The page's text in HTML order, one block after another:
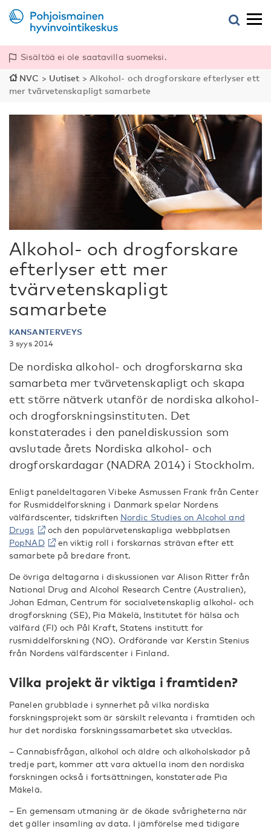
Sisältöä ei ole saatavilla suomeksi.
NVC > Uutiset > Alkohol- och drogforskare efterlyser ett
mer tvärvetenskapligt samarbete
Alkohol- och drogforskare
efterlyser ett mer
tvärvetenskapligt
samarbete
KANSANTERVEYS
3 syys 2014
De nordiska alkohol- och drogforskarna ska
samarbeta mer tvärvetenskapligt och skapa
ett större nätverk utanför de nordiska alkohol-
och drogforskningsinstituten. Det
konstaterades i den paneldiskussion som
avslutade årets Nordiska alkohol- och
drogforskardagar (NADRA 2014) i Stockholm.
Enligt paneldeltagaren Vibeke Asmussen Frank från Center
for Rusmiddelforskning i Danmark spelar Nordens
välfärdscenter, tidskriften Nordic Studies on Alcohol and
Drugs
och den populärvetenskapliga webbplatsen
PopNAD
en viktig roll i forskarnas strävan efter ett
samarbete på bredare front.
De övriga deltagarna i diskussionen var Alison Ritter från
National Drug and Alcohol Research Centre (Australien),
Johan Edman, Centrum för socialvetenskaplig alkohol- och
drogforskning (SE), Pia Mäkelä, Institutet för hälsa och
välfärd (FI) och Pål Kraft, Statens institutt for
rusmiddelforskning (NO). Ordförande var Kerstin Stenius
från Nordens välfärdscenter i Finland.
Vilka projekt är viktiga i framtiden?
Panelen grubblade i synnerhet på vilka nordiska
forskningsprojekt som är särskilt relevanta i framtiden och
hur det nordiska forskningssamarbetet ska utvecklas.
– Cannabisfrågan, alkohol och äldre och alkoholskador på
tredje part, kommer att vara aktuella inom den nordiska
forskningen också i fortsättningen, konstaterade Pia
Mäkelä.
– En gemensam utmaning är de ökade svårigheterna när
det gäller insamling av data. I jämförelse med tidigare